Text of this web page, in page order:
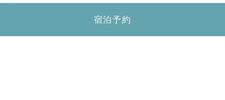
1 2
宿泊予約